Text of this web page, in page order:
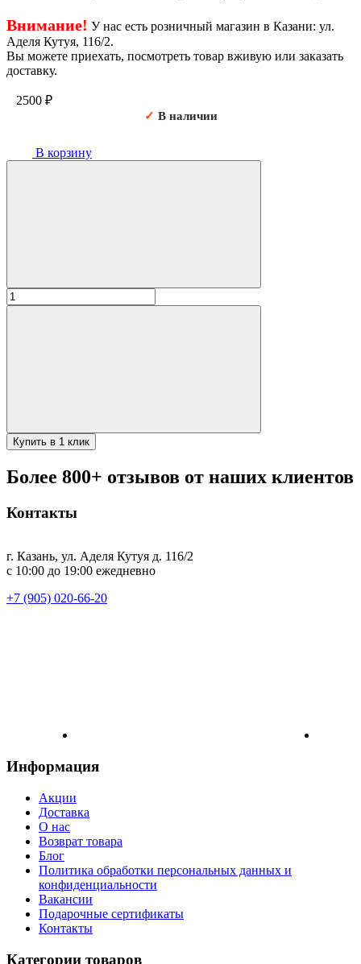
Внимание! У нас есть розничный магазин в Казани: ул.
Аделя Кутуя, 116/2.
Вы можете приехать, посмотреть товар вживую или заказать
доставку.
2500 ₽
✓ В наличии
В корзину
Количество
товара
Купить в 1 клик
Более 800+ отзывов от наших клиентов
Контакты
г. Казань, ул. Аделя Кутуя д. 116/2
с 10:00 до 19:00 ежедневно
+7 (905) 020-66-20
Информация
Акции
Доставка
О нас
Возврат товара
Блог
Политика обработки персональных данных и
конфиденциальности
Вакансии
Подарочные сертификаты
Контакты
Категории товаров